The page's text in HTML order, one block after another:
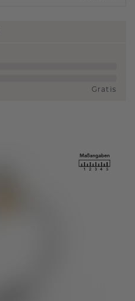
Gratis